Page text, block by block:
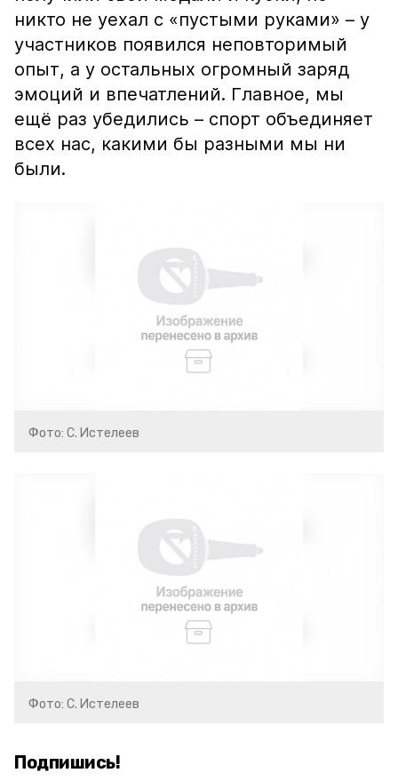
никто не уехал с «пустыми руками» – у
участников появился неповторимый
опыт, а у остальных огромный заряд
эмоций и впечатлений. Главное, мы
ещё раз убедились – спорт объединяет
всех нас, какими бы разными мы ни
были.
Фото: С. Истелеев
Фото: С. Истелеев
Подпишись!